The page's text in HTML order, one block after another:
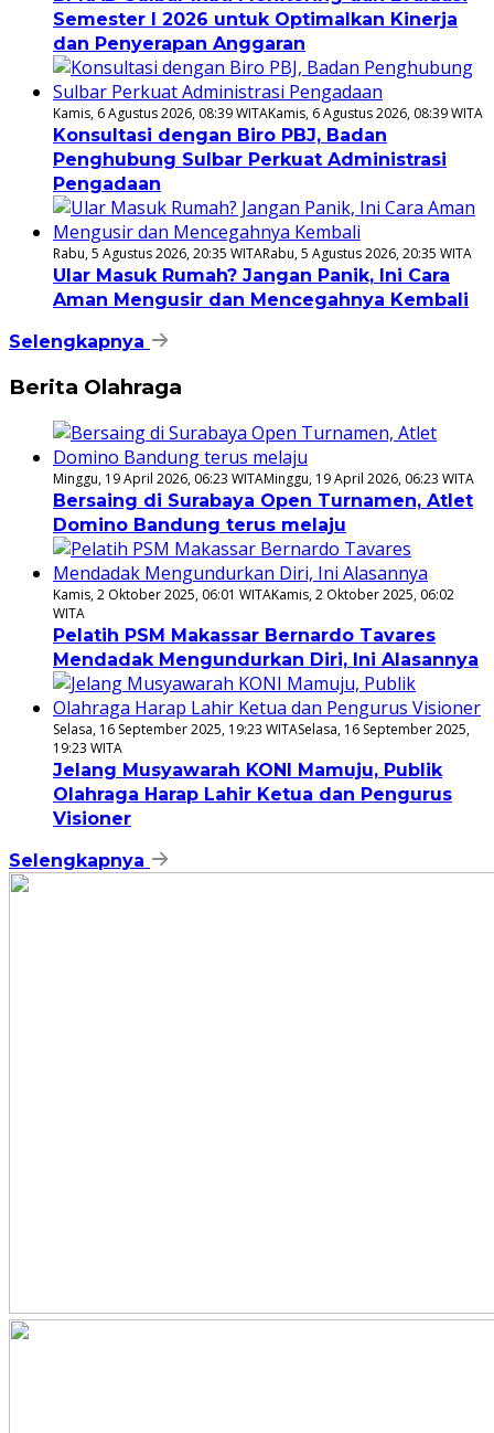
Semester I 2026 untuk Optimalkan Kinerja
dan Penyerapan Anggaran
Kamis, 6 Agustus 2026, 08:39 WITAKamis, 6 Agustus 2026, 08:39 WITA
Konsultasi dengan Biro PBJ, Badan
Penghubung Sulbar Perkuat Administrasi
Pengadaan
Rabu, 5 Agustus 2026, 20:35 WITARabu, 5 Agustus 2026, 20:35 WITA
Ular Masuk Rumah? Jangan Panik, Ini Cara
Aman Mengusir dan Mencegahnya Kembali
Selengkapnya
Berita Olahraga
Minggu, 19 April 2026, 06:23 WITAMinggu, 19 April 2026, 06:23 WITA
Bersaing di Surabaya Open Turnamen, Atlet
Domino Bandung terus melaju
Kamis, 2 Oktober 2025, 06:01 WITAKamis, 2 Oktober 2025, 06:02
WITA
Pelatih PSM Makassar Bernardo Tavares
Mendadak Mengundurkan Diri, Ini Alasannya
Selasa, 16 September 2025, 19:23 WITASelasa, 16 September 2025,
19:23 WITA
Jelang Musyawarah KONI Mamuju, Publik
Olahraga Harap Lahir Ketua dan Pengurus
Visioner
Selengkapnya